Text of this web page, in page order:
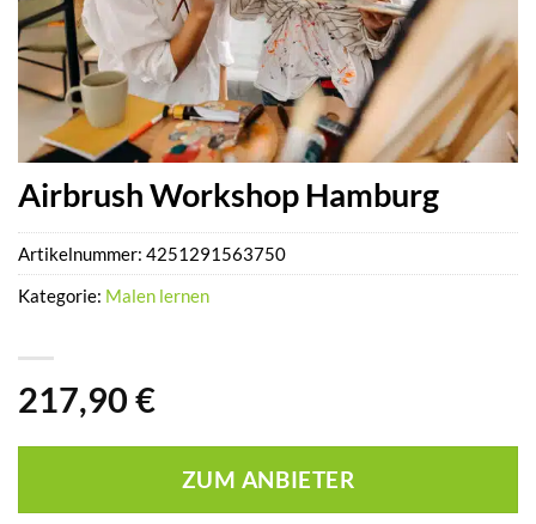
Airbrush Workshop Hamburg
217,90 €
ZUM ANBIETER
Artikelnummer: 4251291563750
Kategorie: Malen lernen